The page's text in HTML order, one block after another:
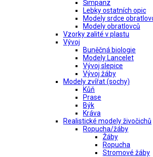
Šimpanz
Lebky ostatních opic
Modely srdce
Modely obratlovců
Vzorky zalité v plastu
Vývoj
Buněčná biologie
Modely Lancelet
Vývoj slepice
Vývoj žáby
Modely zvířat (sochy)
Kůň
Prase
Býk
Kráva
Realistické modely živočichů
Ropucha/žáby
Žáby
Ropucha
Stromové žáby